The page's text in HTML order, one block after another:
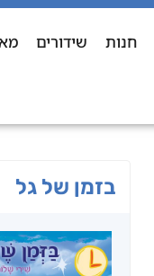
חנות שידורים
בזמן של גל